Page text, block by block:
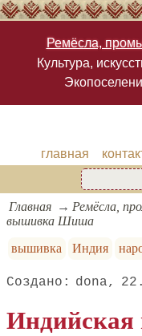
Ремёсла,
Культура,
главная
Главная Ремёсла,
вышивка Шиша
вышивка
Индия
dona